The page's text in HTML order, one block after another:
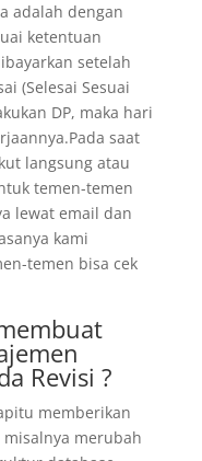
adalah dengan
ketentuan
setelah
(Selesai Sesuai
DP, maka hari
saat
langsung atau
temen-temen
lewat email dan
kami
temen bisa cek
Revisi ?
memberikan
merubah